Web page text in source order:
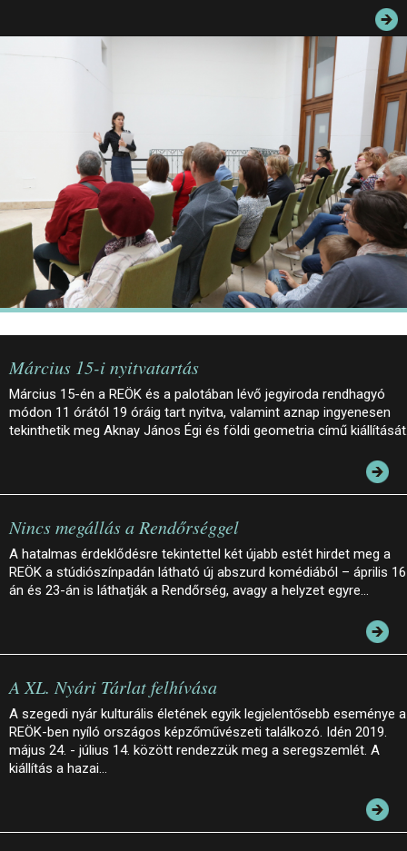
PALOTASÉTÁK ÉS VEZETÉSEK
Március 15-i nyitvatartás
Március 15-én a REÖK és a palotában lévő jegyiroda rendhagyó
módon 11 órától 19 óráig tart nyitva, valamint aznap ingyenesen
tekinthetik meg Aknay János Égi és földi geometria című
Nincs megállás a Rendőrséggel
A hatalmas érdeklődésre tekintettel két újabb estét hirdet meg a
REÖK a stúdiószínpadán látható új abszurd komédiából – április
án és 23-án is láthatják a Rendőrség, avagy a helyzet egyre…
A XL. Nyári Tárlat felhívása
A szegedi nyár kulturális életének egyik legjelentősebb eseménye a
REÖK-ben nyíló országos képzőművészeti találkozó. Idén 2019.
május 24. - július 14. között rendezzük meg a seregszemlét. A
kiállítás a hazai…